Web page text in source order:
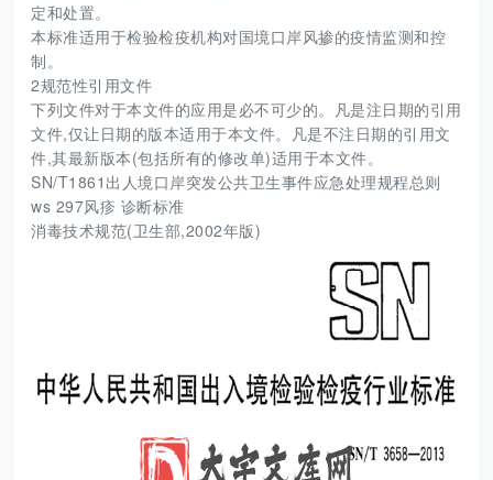
定和处置。
本标准适用于检验检疫机构对国境口岸风掺的疫情监测和控
制。
2规范性引用文件
下列文件对于本文件的应用是必不可少的。凡是注日期的引用
文件,仅让日期的版本适用于本文件。凡是不注日期的引用文
件,其最新版本(包括所有的修改单)适用于本文件。
SN/T1861出人境口岸突发公共卫生事件应急处理规程总则
ws 297风疹 诊断标准
消毒技术规范(卫生部,2002年版)